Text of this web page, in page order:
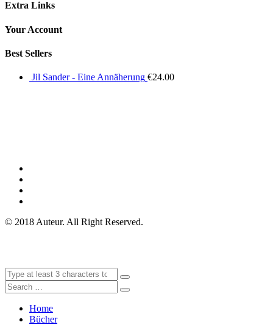
Extra Links
Your Account
Best Sellers
Jil Sander - Eine Annäherung €24.00
© 2018 Auteur. All Right Reserved.
Home
Bücher